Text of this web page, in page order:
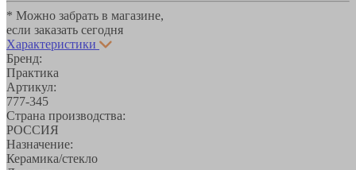
* Можно забрать в магазине,
если заказать сегодня
Характеристики
Бренд:
Практика
Артикул:
777-345
Страна производства:
РОССИЯ
Назначение:
Керамика/стекло